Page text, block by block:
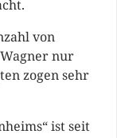
von
nur
zogen sehr
ist seit